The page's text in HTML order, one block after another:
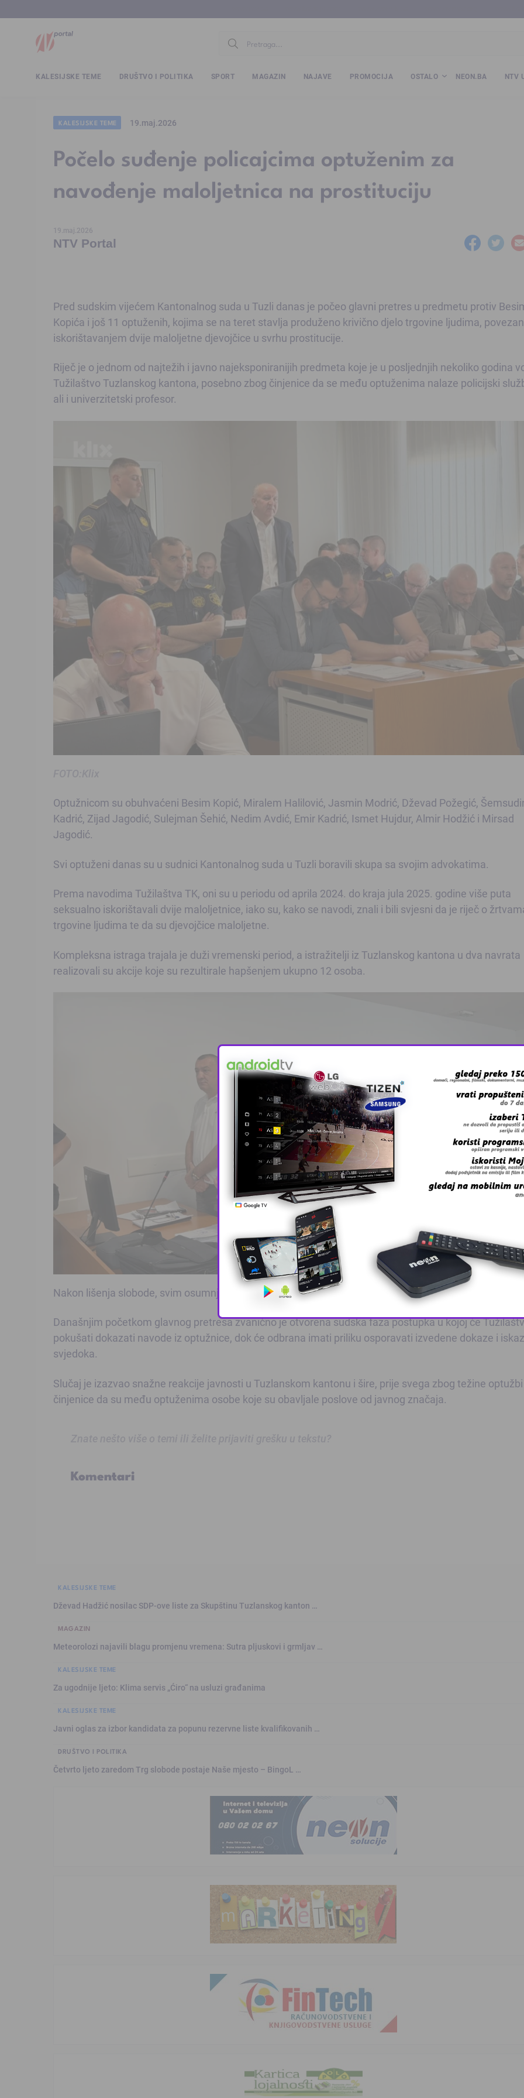
KALESIJSKE TEME DRUŠTVO I POLITIKA SPORT MAGAZIN NAJAVE PROMOCIJA OSTALO NEON.BA NTV
KALESIJSKE TEME 19.maj.2026
Počelo suđenje policajcima optuženim za
navođenje maloljetnica na prostituciju
19.maj.2026
NTV Portal
Pred sudskim vijećem Kantonalnog suda u Tuzli danas je počeo glavni pretres u predmetu protiv
Kopića i još 11 optuženih, kojima se na teret stavlja produženo krivično djelo trgovine ljudima,
iskorištavanjem dvije maloljetne djevojčice u svrhu prostitucije.
Riječ je o jednom od najtežih i javno najeksponiranijih predmeta koje je u posljednjih nekoliko godina
Tužilaštvo Tuzlanskog kantona, posebno zbog činjenice da se među optuženima nalaze policijski
ali i univerzitetski profesor.
Optužnicom su obuhvaćeni Besim Kopić, Miralem Halilović, Jasmin Modrić, Dževad Požegić,
Kadrić, Zijad Jagodić, Sulejman Šehić, Nedim Avdić, Emir Kadrić, Ismet Hujdur, Almir Hodžić i Mirsad
Jagodić.
Svi optuženi danas su u sudnici Kantonalnog suda u Tuzli boravili skupa sa svojim advokatima.
Prema navodima Tužilaštva TK, oni su u periodu od aprila 2024. do kraja jula 2025. godine više puta
seksualno iskorištavali dvije maloljetnice, iako su, kako se navodi, znali i bili svjesni da je riječ o
trgovine ljudima te da su djevojčice maloljetne.
Kompleksna istraga trajala je duži vremenski period, a istražitelji iz Tuzlanskog kantona u dva navrata
realizovali su akcije koje su rezultirale hapšenjem ukupno 12 osoba.
Nakon lišenja slobode, svim osumnjičenima određen je pritvor, koji je produžavan tokom trajanja
Današnjim početkom glavnog pretresa zvanično je otvorena sudska faza postupka u kojoj će
pokušati dokazati navode iz optužnice, dok će odbrana imati priliku osporavati izvedene dokaze i
svjedoka.
Slučaj je izazvao snažne reakcije javnosti u Tuzlanskom kantonu i šire, prije svega zbog težine
činjenice da su među optuženima osobe koje su obavljale poslove od javnog značaja.
Komentari
KALESIJSKE TEME
Dževad Hadžić nosilac SDP-ove liste za Skupštinu Tuzlanskog kanton …
MAGAZIN
Meteorolozi najavili blagu promjenu vremena: Sutra pljuskovi i grmljav …
KALESIJSKE TEME
Za ugodnije ljeto: Klima servis „Ćiro“ na usluzi građanima
KALESIJSKE TEME
Javni oglas za izbor kandidata za popunu rezervne liste kvalifikovanih …
DRUŠTVO I POLITIKA
Četvrto ljeto zaredom Trg slobode postaje Naše mjesto – BingoL …
This popup will close in:10